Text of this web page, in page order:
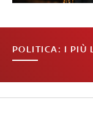
POLITICA: I PIÙ